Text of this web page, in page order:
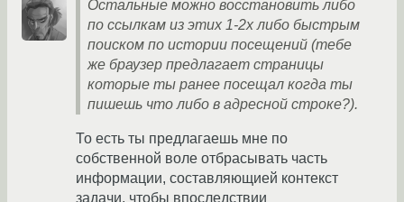
Остальные можно восстановить либо
по ссылкам из этих 1-2х либо быстрым
поиском по истории посещений (тебе
же браузер предлагает страницы
которые ты ранее посещал когда ты
пишешь что либо в адресной строке?).
То есть ты предлагаешь мне по
собственной воле отбрасывать часть
информации, составляющией контекст
задачи, чтобы впоследствии